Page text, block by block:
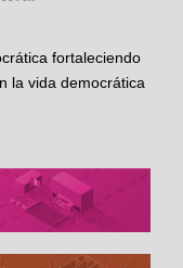
fortaleciendo
la vida democrática